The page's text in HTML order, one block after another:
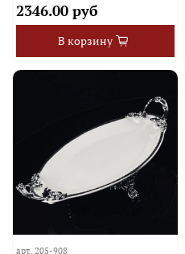
2346.00 руб
В корзину
арт.205-908